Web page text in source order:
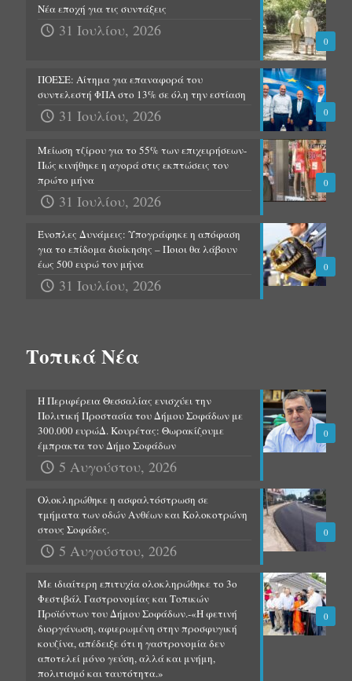
0
Νέα εποχή για τις συντάξεις
31 Ιουλίου, 2026
0
ΠΟΕΣΕ: Αίτημα για επαναφορά του
συντελεστή ΦΠΑ στο 13% σε όλη την εστίαση
31 Ιουλίου, 2026
0
Μείωση τζίρου για το 55% των επιχειρήσεων-
Πώς κινήθηκε η αγορά στις εκπτώσεις τον
πρώτο μήνα
31 Ιουλίου, 2026
0
Ένοπλες Δυνάμεις: Υπογράφηκε η απόφαση
για το επίδομα διοίκησης – Ποιοι θα λάβουν
έως 500 ευρώ τον μήνα
31 Ιουλίου, 2026
Τοπικά Νέα
0
Η Περιφέρεια Θεσσαλίας ενισχύει την
Πολιτική Προστασία του Δήμου Σοφάδων με
300.000 ευρώΔ. Κουρέτας: Θωρακίζουμε
έμπρακτα τον Δήμο Σοφάδων
5 Αυγούστου, 2026
0
Ολοκληρώθηκε η ασφαλτόστρωση σε
τμήματα των οδών Ανθέων και Κολοκοτρώνη
στους Σοφάδες.
5 Αυγούστου, 2026
0
Με ιδιαίτερη επιτυχία ολοκληρώθηκε το 3ο
Φεστιβάλ Γαστρονομίας και Τοπικών
Προϊόντων του Δήμου Σοφάδων.-«Η φετινή
διοργάνωση, αφιερωμένη στην προσφυγική
κουζίνα, απέδειξε ότι η γαστρονομία δεν
αποτελεί μόνο γεύση, αλλά και μνήμη,
πολιτισμό και ταυτότητα.»